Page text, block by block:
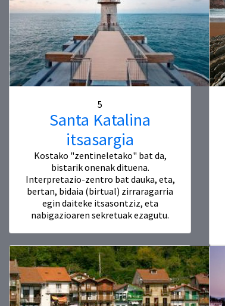
5
Santa Katalina
itsasargia
Kostako "zentineletako" bat da,
bistarik onenak dituena.
Interpretazio-zentro bat dauka, eta,
bertan, bidaia (birtual) zirraragarria
egin daiteke itsasontziz, eta
nabigazioaren sekretuak ezagutu.